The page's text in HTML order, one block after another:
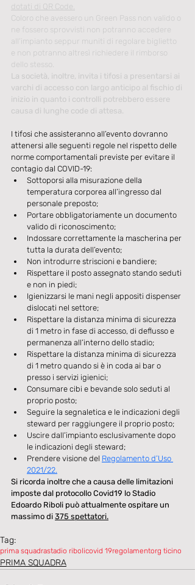
dotati di QR Code.
Coloro che avessero un Green Pass non valido o
ne fossero sprovvisti non potranno accedere
all’impianto seppur muniti di regolare biglietto
e non potranno altresì richiedere il rimborso
dello stesso.
La società, inoltre, invita i tifosi a presentarsi ai
varchi di accesso con largo anticipo al fischio di
inizio in quanto i controlli potrebbero essere
causa di lunghe code di attesa.
I tifosi che assisteranno all’evento dovranno
attenersi alle seguenti regole nel rispetto delle
norme comportamentali previste per evitare il
contagio dal COVID-19:
Sottoporsi alla misurazione della
temperatura corporea all’ingresso dal
personale preposto;
Portare obbligatoriamente un documento
valido di riconoscimento;
Indossare correttamente la mascherina per
tutta la durata dell’evento;
Non introdurre striscioni e bandiere;
Rispettare il posto assegnato stando seduti
e non in piedi;
Igienizzarsi le mani negli appositi dispenser
dislocati nel settore;
Rispettare la distanza minima di sicurezza
di 1 metro in fase di accesso, di deflusso e
permanenza all’interno dello stadio;
Rispettare la distanza minima di sicurezza
di 1 metro quando si è in coda ai bar o
presso i servizi igienici;
Consumare cibi e bevande solo seduti al
proprio posto;
Seguire la segnaletica e le indicazioni degli
steward per raggiungere il proprio posto;
Uscire dall’impianto esclusivamente dopo
le indicazioni degli steward;
Prendere visione del Regolamento d’Uso
2021/22.
Si ricorda inoltre che a causa delle limitazioni
imposte dal protocollo Covid19 lo Stadio
Edoardo Riboli può attualmente ospitare un
massimo di 375 spettatori.
Tag:
prima squadrastadio ribolicovid 19regolamentorg ticino
PRIMA SQUADRA